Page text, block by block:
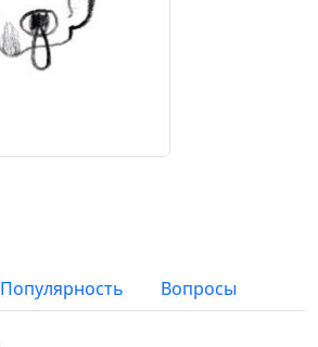
Популярность Вопросы